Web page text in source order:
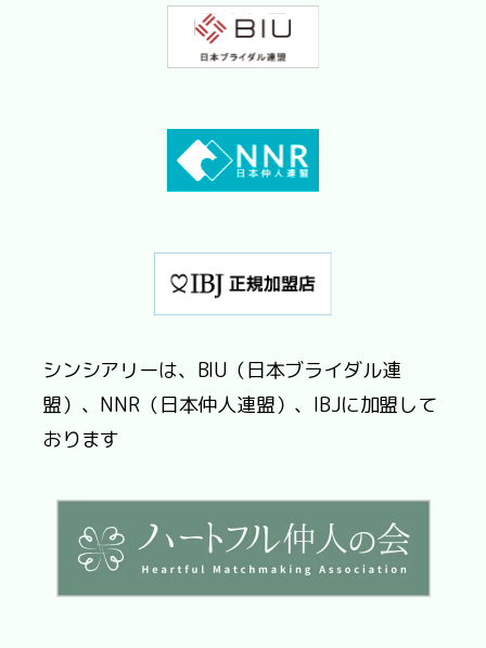
シンシアリーは、BIU（日本ブライダル連
盟）、NNR（日本仲人連盟）、IBJに加盟して
おります